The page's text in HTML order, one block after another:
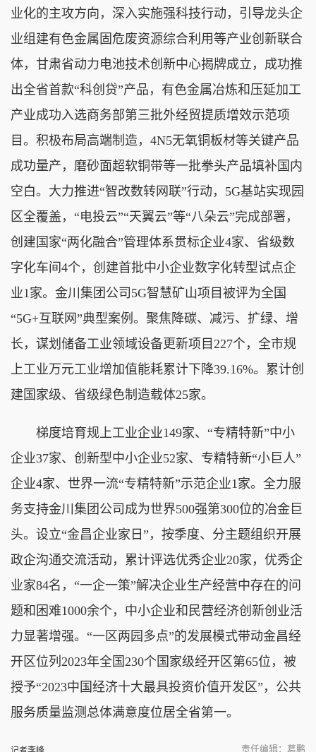
业化的主攻方向，深入实施强科技行动，引导龙头企
业组建有色金属固危废资源综合利用等产业创新联合
体，甘肃省动力电池技术创新中心揭牌成立，成功推
出全省首款“科创贷”产品，有色金属冶炼和压延加工
产业成功入选商务部第三批外经贸提质增效示范项
目。积极布局高端制造，4N5无氧铜板材等关键产品
成功量产，磨砂面超软铜带等一批拳头产品填补国内
空白。大力推进“智改数转网联”行动，5G基站实现园
区全覆盖，“电投云”“天翼云”等“八朵云”完成部署，
创建国家“两化融合”管理体系贯标企业4家、省级数
字化车间4个，创建首批中小企业数字化转型试点企
业1家。金川集团公司5G智慧矿山项目被评为全国
“5G+互联网”典型案例。聚焦降碳、减污、扩绿、增
长，谋划储备工业领域设备更新项目227个，全市规
上工业万元工业增加值能耗累计下降39.16%。累计创
建国家级、省级绿色制造载体25家。
梯度培育规上工业企业149家、“专精特新”中小
企业37家、创新型中小企业52家、专精特新“小巨人”
企业4家、世界一流“专精特新”示范企业1家。全力服
务支持金川集团公司成为世界500强第300位的冶金巨
头。设立“金昌企业家日”，按季度、分主题组织开展
政企沟通交流活动，累计评选优秀企业20家，优秀企
业家84名，“一企一策”解决企业生产经营中存在的问
题和困难1000余个，中小企业和民营经济创新创业活
力显著增强。“一区两园多点”的发展模式带动金昌经
开区位列2023年全国230个国家级经开区第65位，被
授予“2023中国经济十大最具投资价值开发区”，公共
服务质量监测总体满意度位居全省第一。
责任编辑：葛鹏